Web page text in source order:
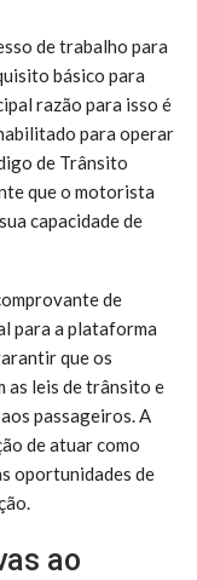
de trabalho para
básico para
razão para isso é
para operar
de Trânsito
que o motorista
capacidade de
de
para a plataforma
que os
as leis de trânsito e
passageiros. A
de atuar como
oportunidades de
ao